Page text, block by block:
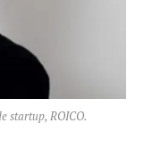
startup, ROICO.